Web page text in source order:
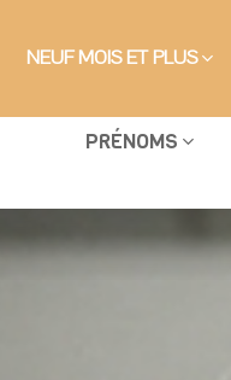
NEUF MOIS ET PLUS
PRÉNOMS